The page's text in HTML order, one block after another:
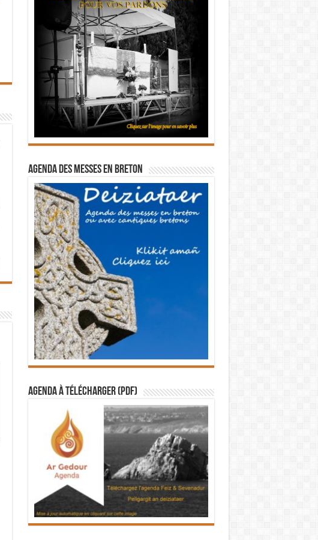
Agenda des messes en breton
Agenda à télécharger (PDF)